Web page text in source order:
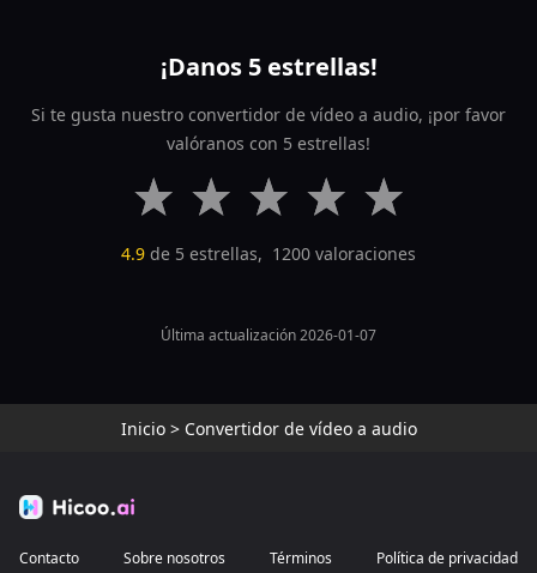
¡Danos 5 estrellas!
Si te gusta nuestro convertidor de vídeo a audio, ¡por favor
valóranos con 5 estrellas!
4.9 de 5 estrellas, 1200 valoraciones
Última actualización 2026-01-07
Inicio> Convertidor de vídeo a audio
Contacto Sobre nosotros Términos Política de privacidad